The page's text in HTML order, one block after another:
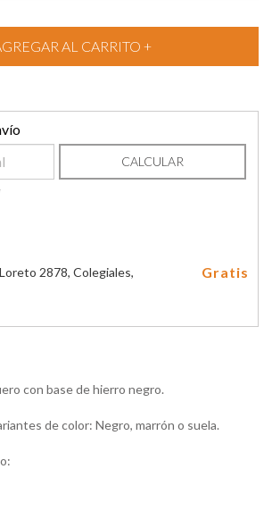
CALCULAR
2878, Colegiales,
Gratis
con base de hierro negro.
de color: Negro, marrón o suela.